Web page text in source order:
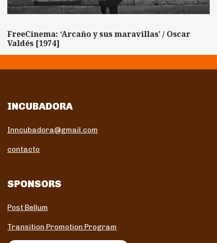
FreeCinema: ‘Arcaño y sus maravillas’ / Oscar
Valdés [1974]
INCUBADORA
Inncubadora@gmail.com
contacto
SPONSORS
Post Bellum
Transition Promotion Program